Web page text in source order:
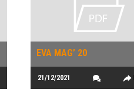
EVA MAG’ 20
21/12/2021